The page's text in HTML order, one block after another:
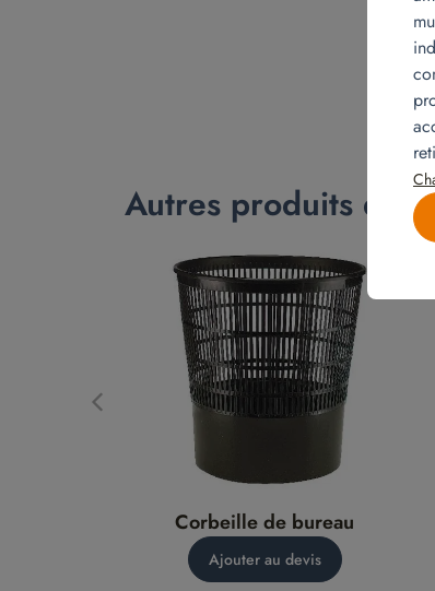
Autres produits qui
Corbeille de bureau
Ajouter au devis